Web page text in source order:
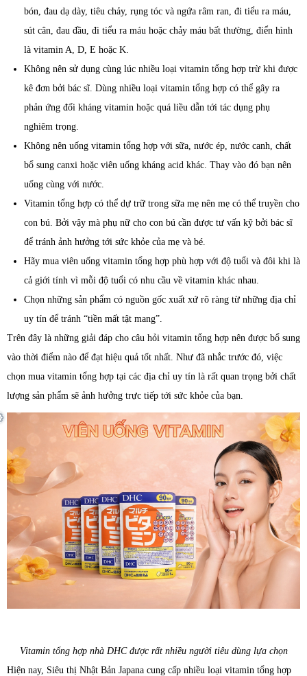
bón, đau dạ dày, tiêu chảy, rụng tóc và ngứa râm ran, đi tiểu ra máu,
sút cân, đau đầu, đi tiểu ra máu hoặc chảy máu bất thường, điển hình
là vitamin A, D, E hoặc K.
Không nên sử dụng cùng lúc nhiều loại vitamin tổng hợp trừ khi được
kê đơn bởi bác sĩ. Dùng nhiều loại vitamin tổng hợp có thể gây ra
phản ứng đối kháng vitamin hoặc quá liều dẫn tới tác dụng phụ
nghiêm trọng.
Không nên uống vitamin tổng hợp với sữa, nước ép, nước canh, chất
bổ sung canxi hoặc viên uống kháng acid khác. Thay vào đó bạn nên
uống cùng với nước.
Vitamin tổng hợp có thể dự trữ trong sữa mẹ nên mẹ có thể truyền cho
con bú. Bởi vậy mà phụ nữ cho con bú cần được tư vấn kỹ bởi bác sĩ
để tránh ảnh hưởng tới sức khỏe của mẹ và bé.
Hãy mua viên uống vitamin tổng hợp phù hợp với độ tuổi và đôi khi là
cả giới tính vì mỗi độ tuổi có nhu cầu về vitamin khác nhau.
Chọn những sản phẩm có nguồn gốc xuất xứ rõ ràng từ những địa chỉ
uy tín để tránh “tiền mất tật mang”.
Trên đây là những giải đáp cho câu hỏi vitamin tổng hợp nên được bổ sung
vào thời điểm nào để đạt hiệu quả tốt nhất. Như đã nhắc trước đó, việc
chọn mua vitamin tổng hợp tại các địa chỉ uy tín là rất quan trọng bởi chất
lượng sản phẩm sẽ ảnh hưởng trực tiếp tới sức khỏe của bạn.
Vitamin tổng hợp nhà DHC được rất nhiều người tiêu dùng lựa chọn
Hiện nay, Siêu thị Nhật Bản Japana cung cấp nhiều loại vitamin tổng hợp